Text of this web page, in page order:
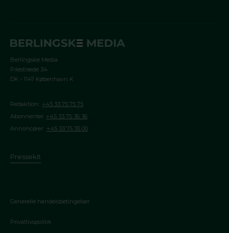
Berlingske Media
Pilestræde 34
DK - 1147 København K
Redaktion:
+45 33 75 75 75
Abonnenter +45 33 75 36 36
Annoncører: +45 33 75 35 00
Pressekit
Generelle handelsbetingelser
Privatlivspolitik